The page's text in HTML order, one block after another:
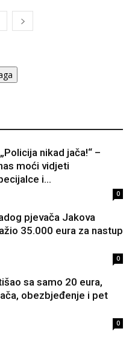
nikad jača!“ –
moći vidjeti
i...
0
pjevača Jakova
35.000 eura za nastup
0
sa samo 20 eura,
obezbjeđenje i pet
0